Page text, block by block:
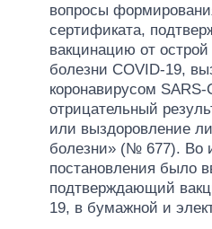
вопросы
сертификата,
вакцинацию от
болезни COVID-19,
коронавирусом SARS-
отрицательный
или выздоровление
болезни» (№ 677). Во
постановления было
подтверждающий
19, в бумажной и